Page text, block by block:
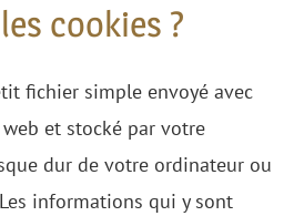
cookies ?
fichier simple envoyé avec
et stocké par votre
dur de votre ordinateur ou
informations qui y sont